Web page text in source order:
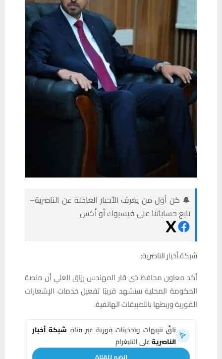
🔔 كن أول من يعرف الأخبار العاجلة عن الناصرية–
تابع حساباتنا على فيسبوك أو أكس
شبكة أخبار الناصرية:
أكد معاون محافظ ذي قار المهندس رزاق العلي أن منصة
الحكومة المحلية ستشهد قريبًا تفعيل خدمات الإشعارات
الفورية وربطها بالتطبيقات الهاتفية.
تلقَّ تنبيهات وتحديثات فورية عبر قناة شبكة أخبار
الناصريةعلى التليغرام